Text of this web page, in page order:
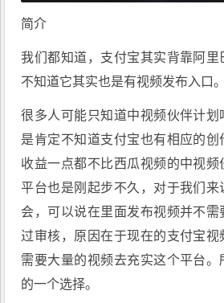
简介
我们都知道，支付宝其实背靠阿里
不知道它其实也是有视频发布入口。
很多人可能只知道中视频伙伴计划
是肯定不知道支付宝也有相应的创
收益一点都不比西瓜视频的中视
平台也是刚起步不久，对于我们
会，可以说在里面发布视频并不
过审核，原因在于现在的支付宝视
需要大量的视频去充实这个平台
的一个选择。